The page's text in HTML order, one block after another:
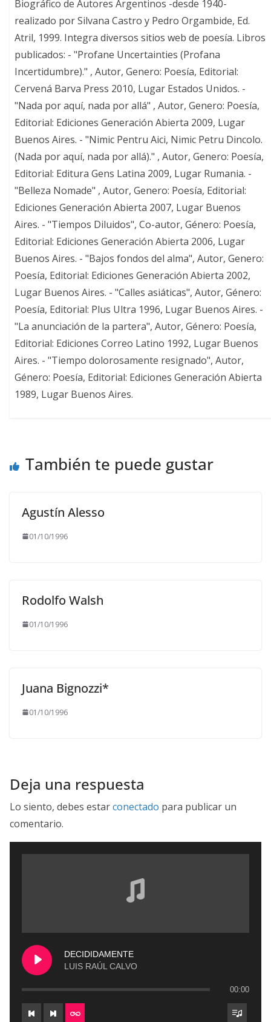
Biográfico de Autores Argentinos -desde 1940-
realizado por Silvana Castro y Pedro Orgambide, Ed.
Atril, 1999. Integra diversos sitios web de poesía. Libros
publicados: - "Profane Uncertainties (Profana
Incertidumbre)." , Autor, Genero: Poesía, Editorial:
Cervená Barva Press 2010, Lugar Estados Unidos. -
"Nada por aquí, nada por allá" , Autor, Genero: Poesía,
Editorial: Ediciones Generación Abierta 2009, Lugar
Buenos Aires. - "Nimic Pentru Aici, Nimic Petru Dincolo.
(Nada por aquí, nada por allá)." , Autor, Genero: Poesía,
Editorial: Editura Gens Latina 2009, Lugar Rumania. -
"Belleza Nomade" , Autor, Genero: Poesía, Editorial:
Ediciones Generación Abierta 2007, Lugar Buenos
Aires. - "Tiempos Diluidos", Co-autor, Género: Poesía,
Editorial: Ediciones Generación Abierta 2006, Lugar
Buenos Aires. - "Bajos fondos del alma", Autor, Genero:
Poesía, Editorial: Ediciones Generación Abierta 2002,
Lugar Buenos Aires. - "Calles asiáticas", Autor, Género:
Poesía, Editorial: Plus Ultra 1996, Lugar Buenos Aires. -
"La anunciación de la partera", Autor, Género: Poesía,
Editorial: Ediciones Correo Latino 1992, Lugar Buenos
Aires. - "Tiempo dolorosamente resignado", Autor,
Género: Poesía, Editorial: Ediciones Generación Abierta
1989, Lugar Buenos Aires.
También te puede gustar
Agustín Alesso
01/10/1996
Rodolfo Walsh
01/10/1996
Juana Bignozzi*
01/10/1996
Deja una respuesta
Lo siento, debes estarconectado para publicar un
comentario.
DECIDIDAMENTE
LUIS RAÚL CALVO
00:00